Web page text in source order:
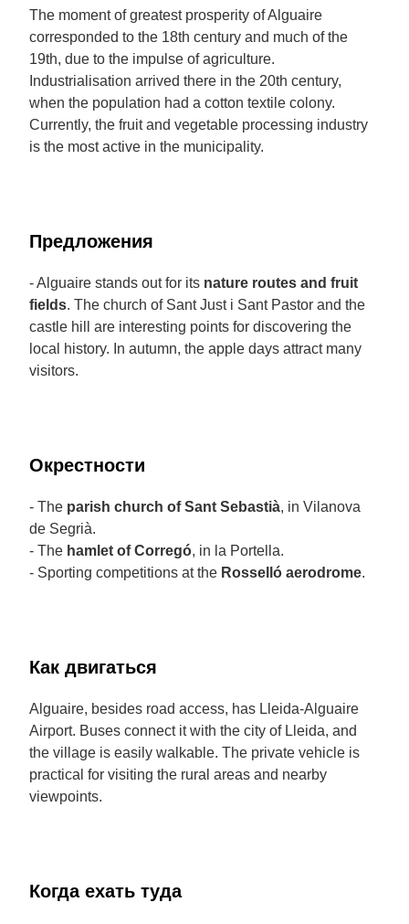
The moment of greatest prosperity of Alguaire
corresponded to the 18th century and much of the
19th, due to the impulse of agriculture.
Industrialisation arrived there in the 20th century,
when the population had a cotton textile colony.
Currently, the fruit and vegetable processing industry
is the most active in the municipality.
Предложения
- Alguaire stands out for its nature routes and fruit
fields. The church of Sant Just i Sant Pastor and the
castle hill are interesting points for discovering the
local history. In autumn, the apple days attract many
visitors.
Окрестности
- The parish church of Sant Sebastià, in Vilanova
de Segrià.
- The hamlet of Corregó, in la Portella.
- Sporting competitions at the Rosselló aerodrome.
Как двигаться
Alguaire, besides road access, has Lleida-Alguaire
Airport. Buses connect it with the city of Lleida, and
the village is easily walkable. The private vehicle is
practical for visiting the rural areas and nearby
viewpoints.
Когда ехать туда